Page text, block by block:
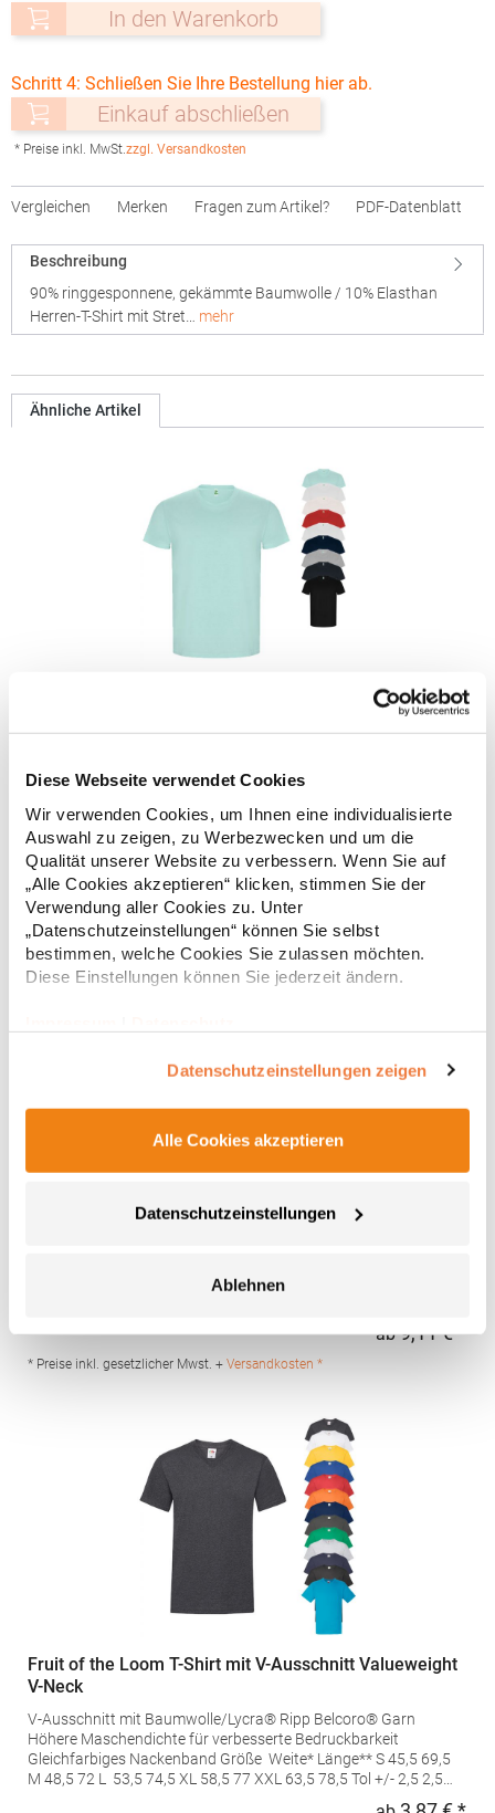
Diese Webseite verwendet Cookies
Wir verwenden Cookies, um Ihnen eine individualisierte
Auswahl zu zeigen, zu Werbezwecken und um die
Qualität unserer Website zu verbessern. Wenn Sie auf
„Alle Cookies akzeptieren“ klicken, stimmen Sie der
Verwendung aller Cookies zu. Unter
„Datenschutzeinstellungen“ können Sie selbst
bestimmen, welche Cookies Sie zulassen möchten.
Diese Einstellungen können Sie jederzeit ändern.
Datenschutzeinstellungen zeigen
Alle Cookies akzeptieren
Datenschutzeinstellungen
Ablehnen
In den Warenkorb
Schritt 4: Schließen Sie Ihre Bestellung hier ab.
Einkauf abschließen
* Preise inkl. MwSt.zzgl. Versandkosten
Vergleichen Merken Fragen zum Artikel? PDF-Datenblatt
Beschreibung
90% ringgesponnene, gekämmte Baumwolle / 10% Elasthan
Herren-T-Shirt mit Stret… mehr
Ähnliche Artikel
mit verstärktem und durchgehendem Schulterband Rundstrick
g/m² (White: 170 g/m²)Materialzusammensetzung: 100%
Baumwolle (Heather Grey: 85% Baumwolle / 15%
Viskose)Angaben zur Produktsicherheit: Herst.-Nr.:
CA6690Hersteller: GORFACTORY S.A Ctra. Santomera / Abanilla
Km 8.8 30620 Fortuna (Murcia) Spanien E-Mail:
info@gorfactory.es
ab6,83 € *
* Preise inkl. gesetzlicher Mwst. +Versandkosten *
Feinripp-Kragen aus Triblend-Gewebe Satin-EtikettGrammatur:
Nr.: N6010Hersteller: YS Garments Inc. Dba Next Level Apparel
imported for Europe by Stedman GmbH Charlottenburger Allee
ab9,11 € *
* Preise inkl. gesetzlicher Mwst. + Versandkosten *
Fruit of the Loom T-Shirt mit V-Ausschnitt Valueweight
V-Neck
V-Ausschnitt mit Baumwolle/Lycra® Ripp Belcoro® Garn
Höhere Maschendichte für verbesserte Bedruckbarkeit
Gleichfarbiges Nackenband Größe Weite* Länge** S 45,5 69,5
M 48,5 72 L 53,5 74,5 XL 58,5 77 XXL 63,5 78,5 Tol +/- 2,5 2,5